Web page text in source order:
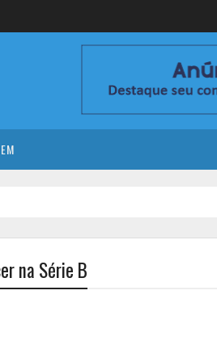
na Série B